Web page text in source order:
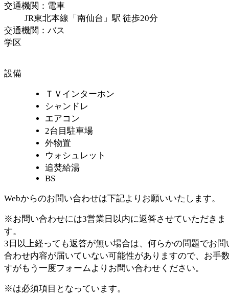
交通機関：電車
JR東北本線「南仙台」駅 徒歩20分
交通機関：バス
学区
設備
ＴＶインターホン
シャンドレ
エアコン
2台目駐車場
外物置
ウォシュレット
追焚給湯
BS
Webからのお問い合わせは下記よりお願いいたします。
※お問い合わせには3営業日 以内に返答させていただきま
す。
3日以上経っても返答が無い場合は、何らかの問題でお問
合わせ内容が届いていない可能性がありますので、お手
すがもう一度フォームよりお問い合わせください。
※は必須項目となっています。